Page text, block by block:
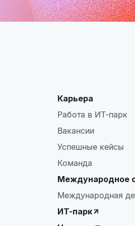
Карьера
Работа в ИТ-парк
Вакансии
Успешные кейсы
Команда
Международное
Международная
ИТ-парк